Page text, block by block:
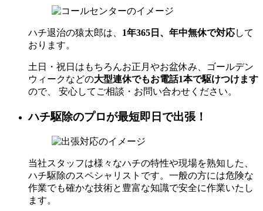
ハチ退治の猿太郎は、 1年365日、年中無休で対応して
おります。
土日・祝日はもちろんお正月やお盆休み、ゴールデン
ウィークなどの大型連休でもお電話1本で駆けつけます
ので、 安心してご相談・お問い合わせください。
ハチ駆除のプロが最短即日で出張！
当社スタッフは様々なハチの特性や現場を熟知した、
ハチ駆除のスペシャリストです。一般の方には危険な
作業でも確かな技術と豊富な知識で安全に作業いたし
ます。